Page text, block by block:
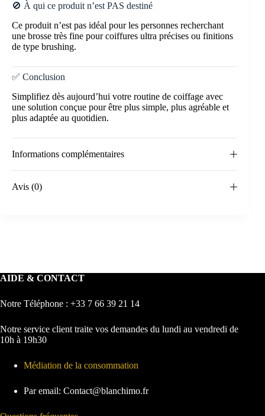
🚫 À qui ce produit n’est PAS destiné
Ce produit n’est pas idéal pour les personnes recherchant
une brosse très fine pour coiffures ultra précises ou finitions
de type brushing.
✅ Conclusion
Simplifiez dès aujourd’hui votre routine de coiffage avec
une solution conçue pour être plus simple, plus agréable et
plus adaptée au quotidien.
Informations complémentaires
Avis (0)
AIDE & CONTACT
Notre Téléphone : +33 7 66 39 21 14
Notre service client traite vos demandes du lundi au vendredi de
10h à 19h30
Médiation de la consommation
Par email: Contact@blanchimo.fr